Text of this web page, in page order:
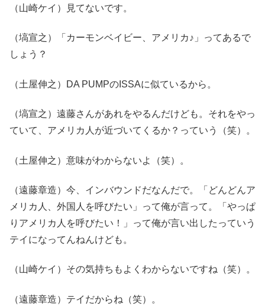
（山崎ケイ）見てないです。
（塙宣之）「カーモンベイビー、アメリカ♪」ってあるで
しょう？
（土屋伸之）DA PUMPのISSAに似ているから。
（塙宣之）遠藤さんがあれをやるんだけども。それをやっ
ていて、アメリカ人が近づいてくるか？っていう（笑）。
（土屋伸之）意味がわからないよ（笑）。
（遠藤章造）今、インバウンドだなんだで。「どんどんア
メリカ人、外国人を呼びたい」って俺が言って。「やっぱ
りアメリカ人を呼びたい！」って俺が言い出したっていう
テイになってんねんけども。
（山崎ケイ）その気持ちもよくわからないですね（笑）。
（遠藤章造）テイだからね（笑）。